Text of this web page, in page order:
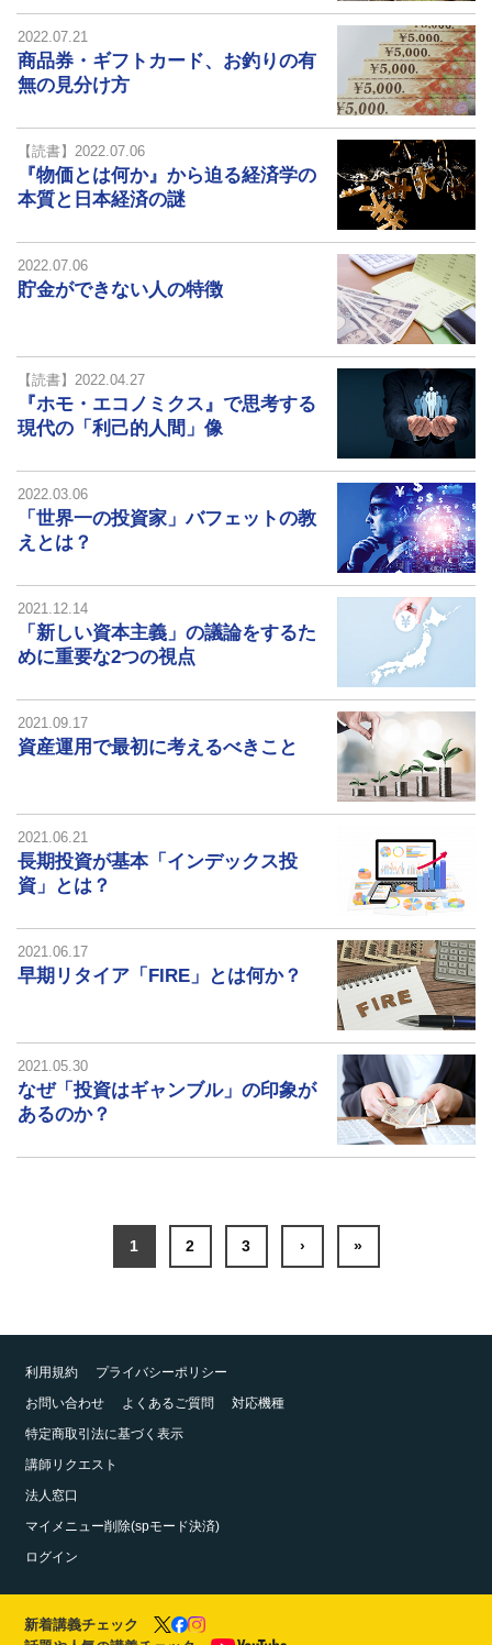
2022.07.21
商品券・ギフトカード、お釣りの有
無の見分け方
【読書】2022.07.06
『物価とは何か』から迫る経済学の
本質と日本経済の謎
2022.07.06
貯金ができない人の特徴
【読書】2022.04.27
『ホモ・エコノミクス』で思考する
現代の「利己的人間」像
2022.03.06
「世界一の投資家」バフェットの教
えとは？
2021.12.14
「新しい資本主義」の議論をするた
めに重要な2つの視点
2021.09.17
資産運用で最初に考えるべきこと
2021.06.21
長期投資が基本「インデックス投
資」とは？
2021.06.17
早期リタイア「FIRE」とは何か？
2021.05.30
なぜ「投資はギャンブル」の印象が
あるのか？
1 2 3 › »
利用規約
プライバシーポリシー
お問い合わせ
よくあるご質問
対応機種
特定商取引法に基づく表示
講師リクエスト
法人窓口
マイメニュー削除(spモード決済)
ログイン
新着講義チェック